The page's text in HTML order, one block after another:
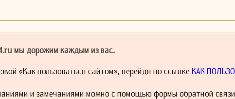
де Фергюсон (1768 — после 1824), Антонио Касимир Картеллиери
когда его работы не получали должного внимания и
и искренность приведут к успеху», что отражает философию
обучения у Альбрехтсбергера Бетховен решил еще раз
Существуют также предположения, что он мог провести
а затем вернулся, когда его жизнь стала более стабильной.
мы дорожим каждым из вас.
«Как пользоваться сайтом», перейдя по ссылке КАК
и замечаниями можно с помощью формы обратной